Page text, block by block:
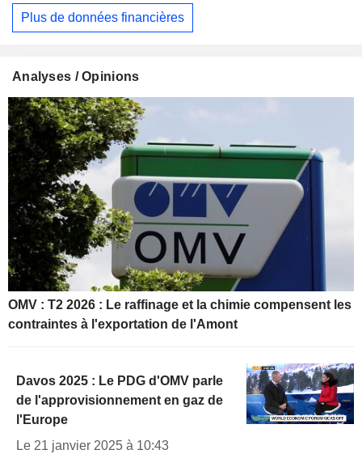
Plus de données financières
Analyses / Opinions
OMV : T2 2026 : Le raffinage et la chimie compensent les
contraintes à l'exportation de l'Amont
Davos 2025 : Le PDG d'OMV parle
de l'approvisionnement en gaz de
l'Europe
Le 21 janvier 2025 à 10:43